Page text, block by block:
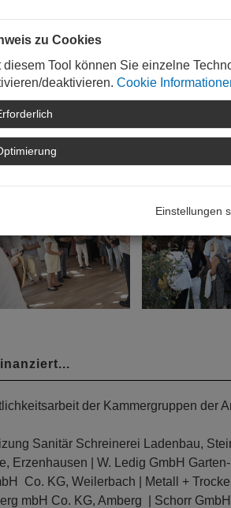
Unterhammer" steht am 30.
der Kammergruppen der
Sanitär Schreinerei Ladenbau,
Erzenhausen | W. Ledig GmbH
Co. KG, Weilerbach | Metall +
mbH Co. KG, Amberg | Schorr
zu Cookies
diesem Tool können Sie einzelne
deaktivieren. Cookie
Einstellungen